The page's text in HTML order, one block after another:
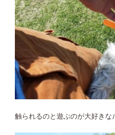
触られるのと遊ぶのが大好きな